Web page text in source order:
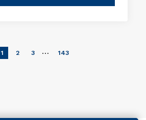
1 2 3 … 143